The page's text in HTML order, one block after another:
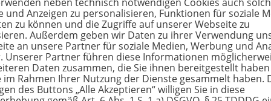
und Anzeigen zu personalisieren, Funktionen für soziale
zu können und die Zugriffe auf unserer Webseite zu
Außerdem geben wir Daten zu ihrer Verwendung
an unsere Partner für soziale Medien, Werbung und
Unserer Partner führen diese Informationen
Daten zusammen, die Sie ihnen bereitgestellt
im Rahmen Ihrer Nutzung der Dienste gesammelt haben.
des Buttons „Alle Akzeptieren“ willigen Sie in diese